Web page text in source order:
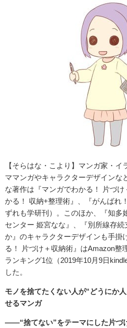
【そらはな・こより】マンガ家・イ
ママンガやキャラクターデザインな
な著作は『マンガでわかる！ 片づ
かる！ 収納+整理術』、『がんばれ
ずれも学研刊）。このほか、『知多
センター 姫宮なな』、『別所線存
か』のキャラクターデザインも手掛
る！ 片づけ＋収納術』はAmazon整
ランキング1位（2019年10月9日
した。
モノを捨てたくない人が“どうにか
せるマンガ
――“捨てない”をテーマにした片づ